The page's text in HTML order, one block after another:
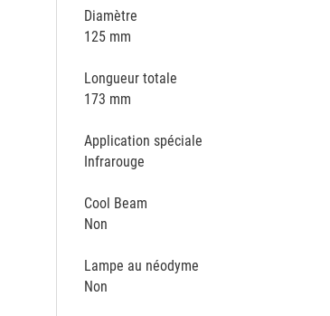
Diamètre
125 mm
Longueur totale
173 mm
Application spéciale
Infrarouge
Cool Beam
Non
Lampe au néodyme
Non